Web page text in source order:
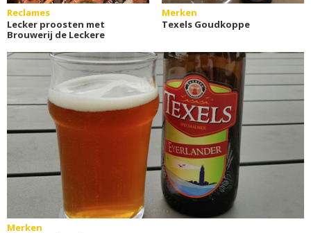
Reclames
Lecker proosten met
Brouwerij de Leckere
Merken
Texels Goudkoppe
Merken